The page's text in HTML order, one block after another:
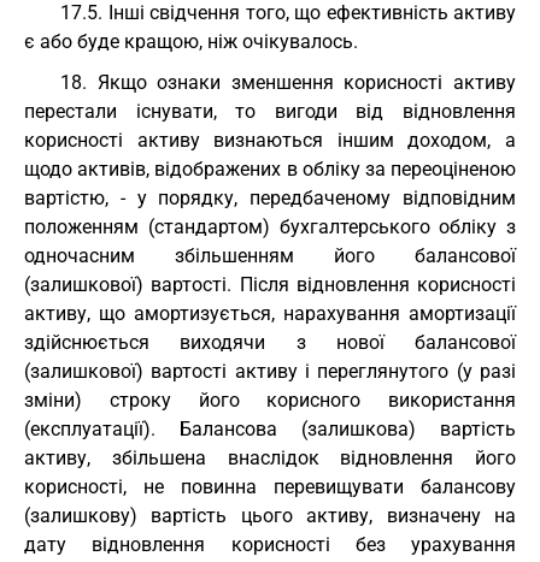
17.5. Інші свідчення того, що ефективність активу
є або буде кращою, ніж очікувалось.
18. Якщо ознаки зменшення корисності активу
перестали існувати, то вигоди від відновлення
корисності активу визнаються іншим доходом, а
щодо активів, відображених в обліку за переоціненою
вартістю, - у порядку, передбаченому відповідним
положенням (стандартом) бухгалтерського обліку з
одночасним збільшенням його балансової
(залишкової) вартості. Після відновлення корисності
активу, що амортизується, нарахування амортизації
здійснюється виходячи з нової балансової
(залишкової) вартості активу і переглянутого (у разі
зміни) строку його корисного використання
(експлуатації). Балансова (залишкова) вартість
активу, збільшена внаслідок відновлення його
корисності, не повинна перевищувати балансову
(залишкову) вартість цього активу, визначену на
дату відновлення корисності без урахування